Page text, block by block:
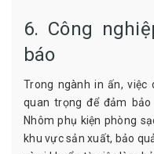
6. Công
báo
Trong ngành in ấn,
quan trọng để đảm
Nhôm phụ kiện phòng
khu vực sản xuất, bảo